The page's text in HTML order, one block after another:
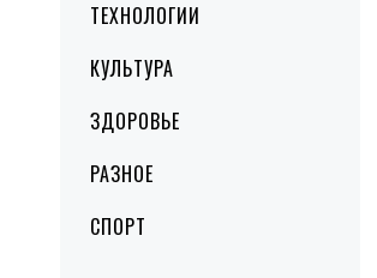
ТЕХНОЛОГИИ
КУЛЬТУРА
ЗДОРОВЬЕ
РАЗНОЕ
СПОРТ